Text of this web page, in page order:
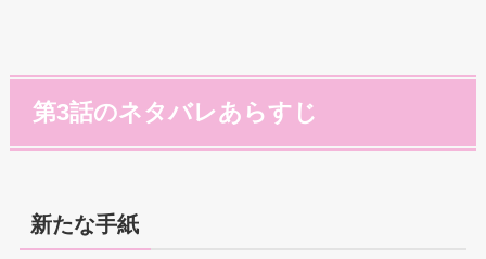
第3話のネタバレあらすじ
新たな手紙